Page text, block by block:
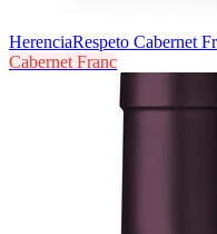
HerenciaRespeto Cabernet
Cabernet Franc